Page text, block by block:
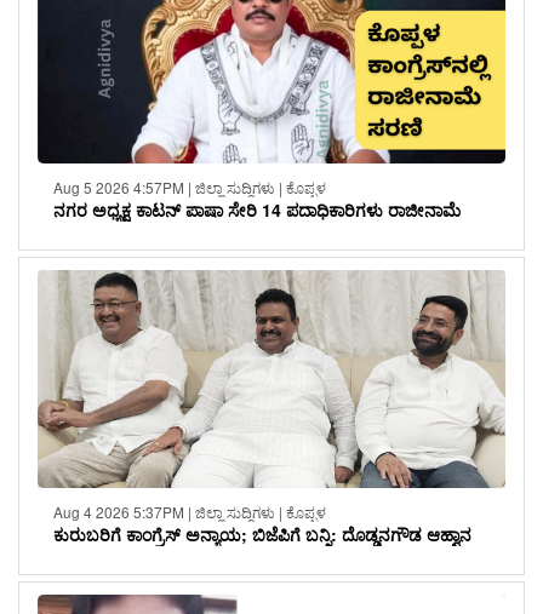
Aug 5 2026 4:57PM | ಜಿಲ್ಲಾ ಸುದ್ದಿಗಳು | ಕೊಪ್ಪಳ
ನಗರ ಅಧ್ಯಕ್ಷ ಕಾಟನ್ ಪಾಷಾ ಸೇರಿ 14 ಪದಾಧಿಕಾರಿಗಳು ರಾಜೀನಾಮೆ
Aug 4 2026 5:37PM | ಜಿಲ್ಲಾ ಸುದ್ದಿಗಳು | ಕೊಪ್ಪಳ
ಕುರುಬರಿಗೆ ಕಾಂಗ್ರೆಸ್ ಅನ್ಯಾಯ; ಬಿಜೆಪಿಗೆ ಬನ್ನಿ: ದೊಡ್ಡನಗೌಡ ಆಹ್ವಾನ